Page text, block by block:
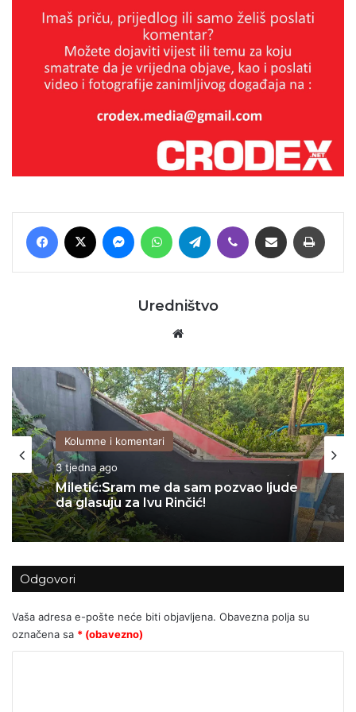
Facebook MessengerWhatsAppTelegram Viber Podijeli putem E-maila
Uredništvo
Kolumne i komentari
3 tjedna ago
Miletić:Sram me da sam pozvao ljude
Kolumne i komentari
06/07/2026
Za Sedlarov ‘Vukovar’ nula, a ‘Svadbi’
stotine tisuća eura?
Odgovori
Vaša adresa e-pošte neće biti objavljena. Obavezna polja su
označena sa * (obavezno)